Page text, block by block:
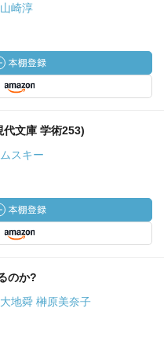
崎淳
代文庫 学術253)
スキー
のか?
地舜 榊原美奈子